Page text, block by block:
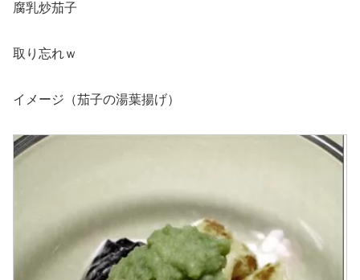
腐乳炒茄子
取り忘れｗ
イメージ（茄子の湯葉揚げ）